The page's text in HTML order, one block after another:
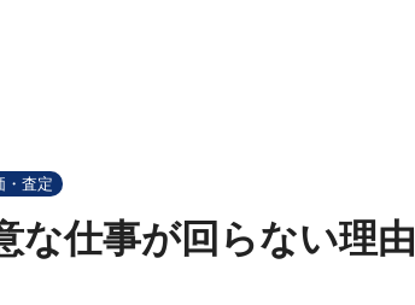
・査定
な仕事が回らない理由